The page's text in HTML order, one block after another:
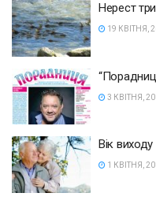
Нерест
19 КВІТНЯ,
3 КВІТНЯ,
Вік
1 КВІТНЯ,